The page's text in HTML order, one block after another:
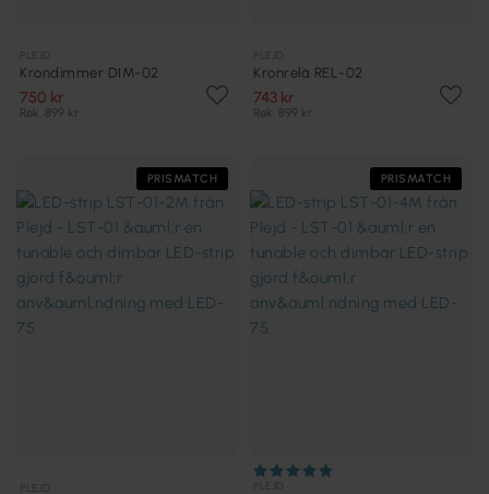
Krondimmer DIM-02
750 kr
Rek. 899 kr
Kronrelä REL-02
743 kr
Rek. 899 kr
PRISMATCH PRISMATCH